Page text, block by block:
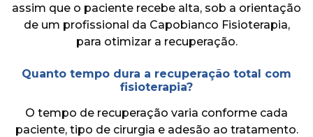
assim que o paciente recebe alta, sob a orientação
de um profissional da Capobianco Fisioterapia,
para otimizar a recuperação.
Quanto tempo dura a recuperação total com
fisioterapia?
O tempo de recuperação varia conforme cada
paciente, tipo de cirurgia e adesão ao tratamento.